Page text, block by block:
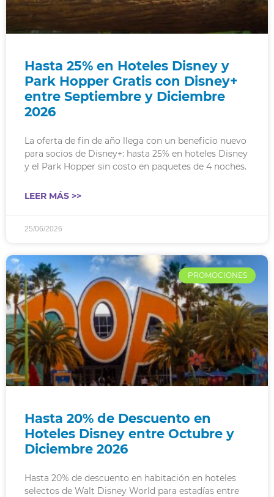
Hasta 25% en Hoteles Disney y
Park Hopper Gratis con Disney+
entre Septiembre y Diciembre
2026
La oferta de fin de año llega con un beneficio nuevo
para socios de Disney+: hasta 25% en hoteles Disney
y el Park Hopper sin costo en paquetes de 4 noches.
LEER MÁS >>
25/06/2026
PROMOCIONES
Hasta 20% de Descuento en
Hoteles Disney entre Octubre y
Diciembre 2026
Hasta 20% de descuento en habitación en hoteles
selectos de Walt Disney World para estadías entre